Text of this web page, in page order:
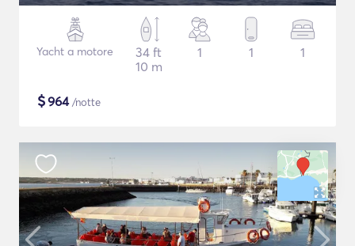
Yacht a motore
34 ft
10 m
1 1 1
$964/notte